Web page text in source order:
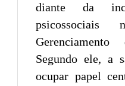
diante da
Segundo ele, a
ocupar papel